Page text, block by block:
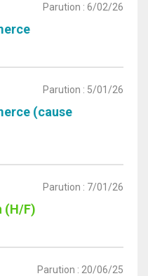
Parution : 6/02/26
Parution : 5/01/26
(cause
Parution : 7/01/26
(H/F)
Parution : 20/06/25